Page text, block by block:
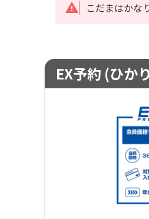
こだまはかな
EX予約 (ひか